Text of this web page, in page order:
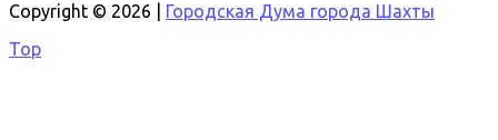
Copyright © 2026 |
Городская Дума города Шахты
Top